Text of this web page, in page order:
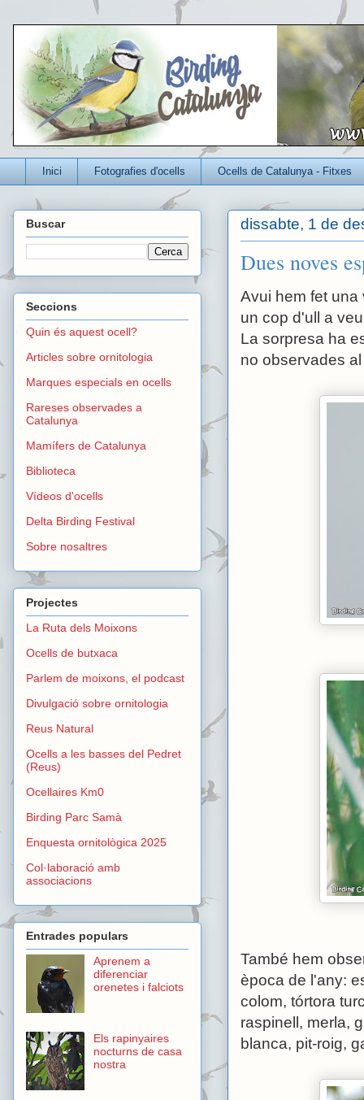
Un blog per conèixer millor els ocells que viuen a Catalunya
Inici Fotografies d'ocells Ocells de Catalunya - Fitxes
dissabte, 1 de
Dues noves
Avui hem fet una
un cop d'ull a
La sorpresa ha
no observades
També hem
època de l'any:
colom, tórtora
raspinell, merla,
blanca, pit-roig,
Buscar
Seccions
Quin és aquest ocell?
Articles sobre ornitologia
Marques especials en ocells
Rareses observades a
Catalunya
Mamífers de Catalunya
Biblioteca
Vídeos d'ocells
Delta Birding Festival
Sobre nosaltres
Projectes
La Ruta dels Moixons
Ocells de butxaca
Parlem de moixons, el podcast
Divulgació sobre ornitologia
Reus Natural
Ocells a les basses del Pedret
(Reus)
Ocellaires Km0
Birding Parc Samà
Enquesta ornitològica 2025
Col·laboració amb
associacions
Entrades populars
Aprenem a
diferenciar
orenetes i falciots
Els rapinyaires
nocturns de casa
nostra